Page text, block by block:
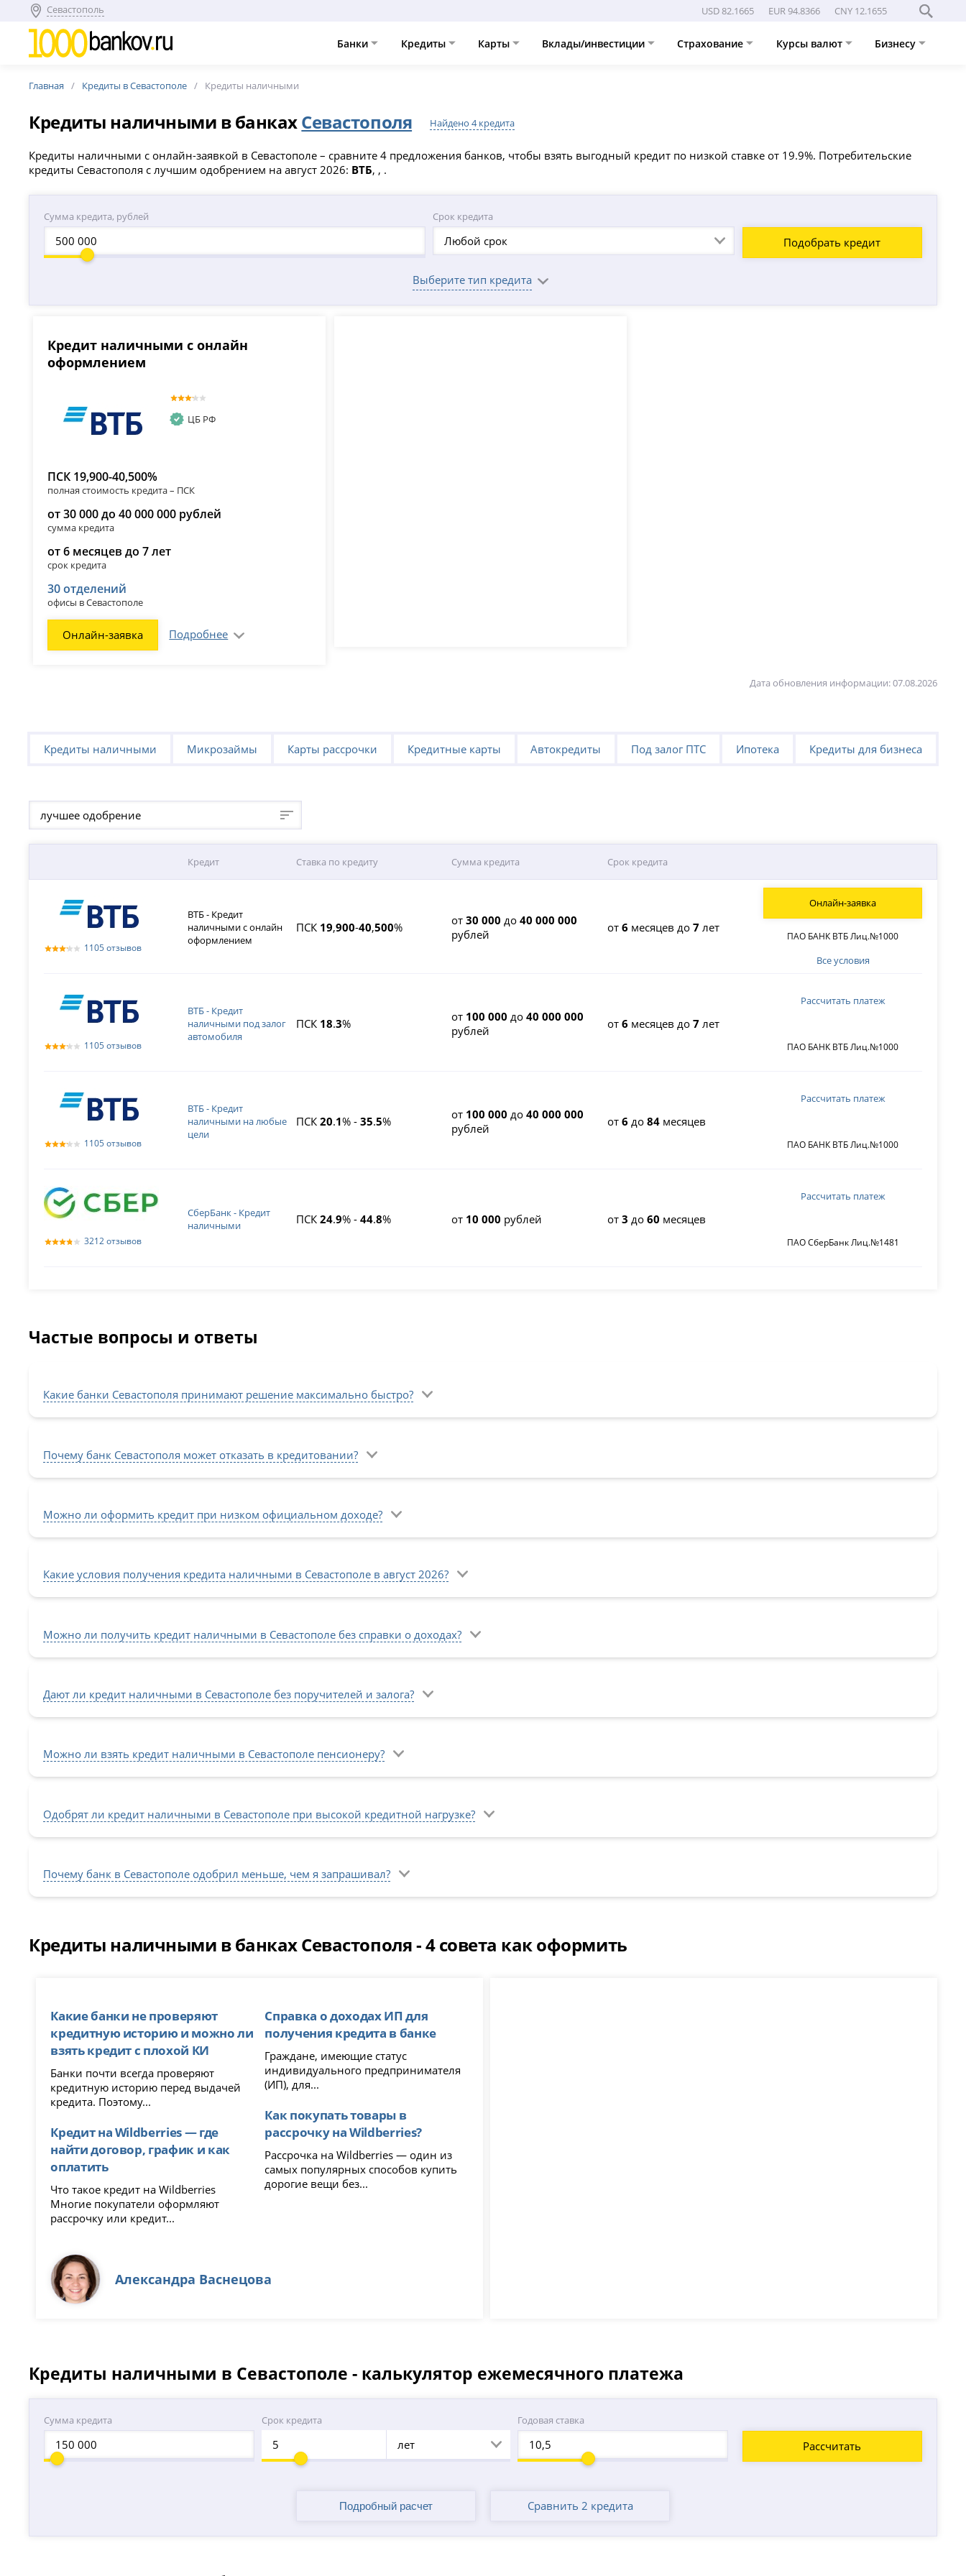
Севастополь USD 82.1665 EUR 94.8366 CNY 12.1655
Банки Кредиты Карты Вклады/инвестиции Страхование Курсы валют Бизнесу
Главная Кредиты в Севастополе Кредиты наличными
Кредиты наличными в банкахСевастополя Найдено 4 кредита
Кредиты наличными с онлайн-заявкой в Севастополе – сравните 4 предложения банков, чтобы взять выгодный кредит по низкой ставке от 19.9%. Потребительские
кредиты Севастополя с лучшим одобрением на август 2026: ВТБ, , .
Сумма кредита, рублей Срок кредита
Любой срок Подобрать кредит
Выберите тип кредита
Кредит наличными с онлайн
оформлением
ЦБ РФ
ПСК 19,900-40,500%
полная стоимость кредита – ПСК
от 30 000 до 40 000 000 рублей
сумма кредита
от 6 месяцев до 7 лет
срок кредита
30 отделений
офисы в Севастополе
Онлайн-заявка Подробнее
Дата обновления информации: 07.08.2026
Кредиты наличными Микрозаймы Карты рассрочки Кредитные карты Автокредиты Под залог ПТС Ипотека Кредиты для бизнеса
лучшее одобрение
Кредит Ставка по кредиту Сумма кредита Срок кредита
1105 отзывов
ВТБ - Кредит
наличными с онлайн
оформлением
ПСК 19,900-40,500% от30 000 до40 000 000
рублей
от6 месяцев до7 лет
Все условия
ПАО БАНК ВТБ Лиц.№1000
Онлайн-заявка
1105 отзывов
ВТБ - Кредит
наличными под залог
автомобиля
ПСК 18.3% от 100 000 до40 000 000
рублей
от6 месяцев до7 лет
ПАО БАНК ВТБ Лиц.№1000
Рассчитать платеж
1105 отзывов
ВТБ - Кредит
наличными на любые
цели
ПСК 20.1% - 35.5% от 100 000 до40 000 000
рублей
от6 до84 месяцев
ПАО БАНК ВТБ Лиц.№1000
Рассчитать платеж
3212 отзывов
СберБанк - Кредит
наличными
ПСК 24.9% - 44.8% от 10 000 рублей от3 до60 месяцев
ПАО СберБанк Лиц.№1481
Рассчитать платеж
Частые вопросы и ответы
Какие банки Севастополя принимают решение максимально быстро?
Почему банк Севастополя может отказать в кредитовании?
Можно ли оформить кредит при низком официальном доходе?
Какие условия получения кредита наличными в Севастополе в август 2026?
Можно ли получить кредит наличными в Севастополе без справки о доходах?
Дают ли кредит наличными в Севастополе без поручителей и залога?
Можно ли взять кредит наличными в Севастополе пенсионеру?
Одобрят ли кредит наличными в Севастополе при высокой кредитной нагрузке?
Почему банк в Севастополе одобрил меньше, чем я запрашивал?
Кредиты наличными в банках Севастополя - 4 совета как оформить
Какие банки не проверяют
кредитную историю и можно ли
взять кредит с плохой КИ
Банки почти всегда проверяют
кредитную историю перед выдачей
кредита. Поэтому...
Кредит на Wildberries — где
найти договор, график и как
оплатить
Что такое кредит на Wildberries
Многие покупатели оформляют
рассрочку или кредит...
Справка о доходах ИП для
получения кредита в банке
Граждане, имеющие статус
индивидуального предпринимателя
(ИП), для...
Как покупать товары в
рассрочку на Wildberries?
Рассрочка на Wildberries — один из
самых популярных способов купить
дорогие вещи без...
Александра Васнецова
Кредиты наличными в Севастополе - калькулятор ежемесячного платежа
Сумма кредита Срок кредита
лет
Годовая ставка
Рассчитать
Сравнить 2 кредита